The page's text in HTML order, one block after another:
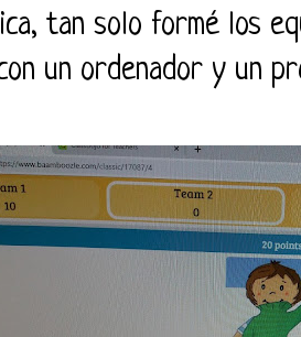
tan solo formé los
un ordenador y un